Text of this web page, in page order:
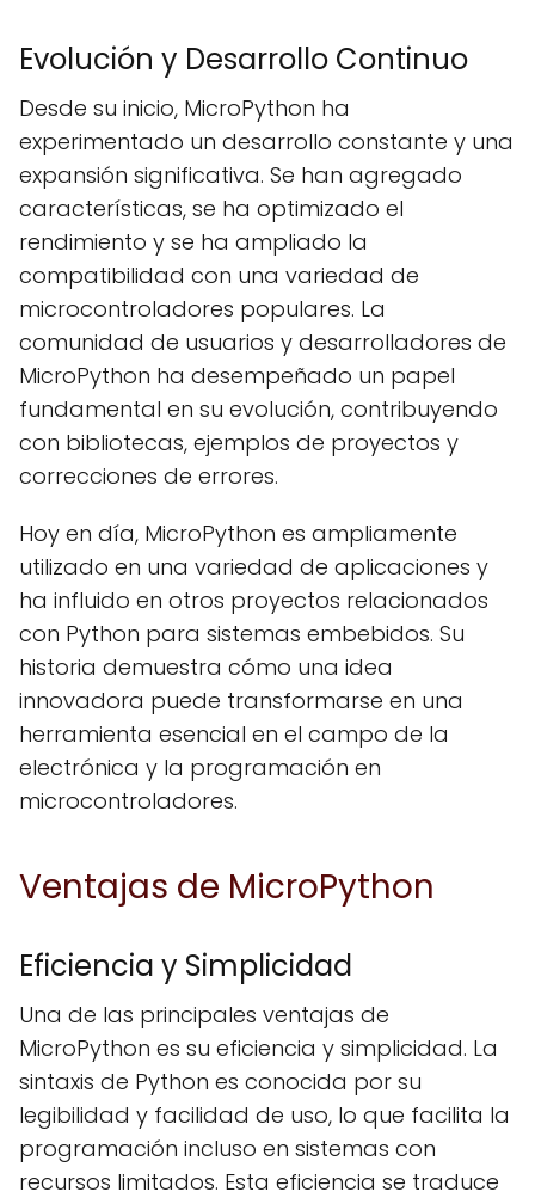
Evolución y Desarrollo Continuo
Desde su inicio, MicroPython ha
experimentado un desarrollo constante y una
expansión significativa. Se han agregado
características, se ha optimizado el
rendimiento y se ha ampliado la
compatibilidad con una variedad de
microcontroladores populares. La
comunidad de usuarios y desarrolladores de
MicroPython ha desempeñado un papel
fundamental en su evolución, contribuyendo
con bibliotecas, ejemplos de proyectos y
correcciones de errores.
Hoy en día, MicroPython es ampliamente
utilizado en una variedad de aplicaciones y
ha influido en otros proyectos relacionados
con Python para sistemas embebidos. Su
historia demuestra cómo una idea
innovadora puede transformarse en una
herramienta esencial en el campo de la
electrónica y la programación en
microcontroladores.
Ventajas de MicroPython
Eficiencia y Simplicidad
Una de las principales ventajas de
MicroPython es su eficiencia y simplicidad. La
sintaxis de Python es conocida por su
legibilidad y facilidad de uso, lo que facilita la
programación incluso en sistemas con
recursos limitados. Esta eficiencia se traduce